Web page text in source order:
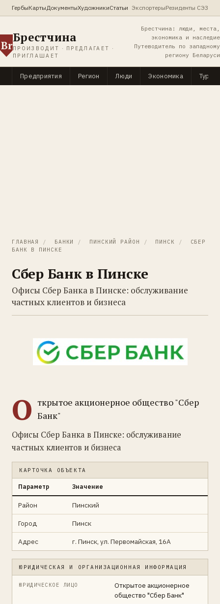
ГербыКартыДокументыХудожникиСтатьи ЭкспортерыРезиденты СЭЗ
Br
Брестчина
ПРОИЗВОДИТ · ПРЕДЛАГАЕТ ·
ПРИГЛАШАЕТ
Брестчина: люди, места,
экономика и наследие
Путеводитель по западному
региону Беларуси
Предприятия Регион Люди Экономика
ГЛАВНАЯ / БАНКИ / ПИНСКИЙ РАЙОН / ПИНСК /
СБЕР
БАНК В ПИНСКЕ
Сбер Банк в Пинске
Офисы Сбер Банка в Пинске: обслуживание
частных клиентов и бизнеса
О ткрытое акционерное общество "Сбер
Банк"
Офисы Сбер Банка в Пинске: обслуживание
частных клиентов и бизнеса
КАРТОЧКА ОБЪЕКТА
Параметр Значение
Район Пинский
Город Пинск
Адрес г. Пинск, ул. Первомайская, 16А
ЮРИДИЧЕСКАЯ И ОРГАНИЗАЦИОННАЯ ИНФОРМАЦИЯ
ЮРИДИЧЕСКОЕ ЛИЦО
Открытое акционерное
общество "Сбер Банк"